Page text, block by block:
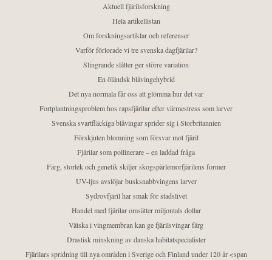
Aktuell fjärilsforskning
Hela artikellistan
Om forskningsartiklar och referenser
Varför förlorade vi tre svenska dagfjärilar?
Slingrande slåtter ger större variation
En öländsk blåvingehybrid
Det nya normala får oss att glömma hur det var
Fortplantningsproblem hos rapsfjärilar efter värmestress som larver
Svenska svartfläckiga blåvingar sprider sig i Storbritannien
Förskjuten blomning som försvar mot fjäril
Fjärilar som pollinerare – en laddad fråga
Färg, storlek och genetik skiljer skogspärlemorfjärilens former
UV-ljus avslöjar busksnabbvingens larver
Sydrovfjäril har smak för stadslivet
Handel med fjärilar omsätter miljontals dollar
Vätska i vingmembran kan ge fjärilsvingar färg
Drastisk minskning av danska habitatspecialister
Fjärilars spridning till nya områden i Sverige och Finland under 120 år <span